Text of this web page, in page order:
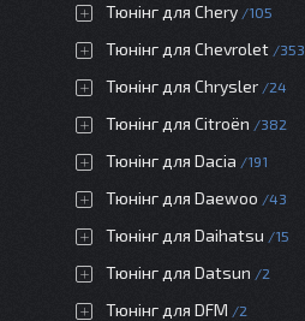
Тюнінг для Chery 105
Тюнінг для Chevrolet 353
Тюнінг для Chrysler 24
Тюнінг для Citroën 382
Тюнінг для Dacia 191
Тюнінг для Daewoo 43
Тюнінг для Daihatsu 15
Тюнінг для Datsun 2
Тюнінг для DFM 2